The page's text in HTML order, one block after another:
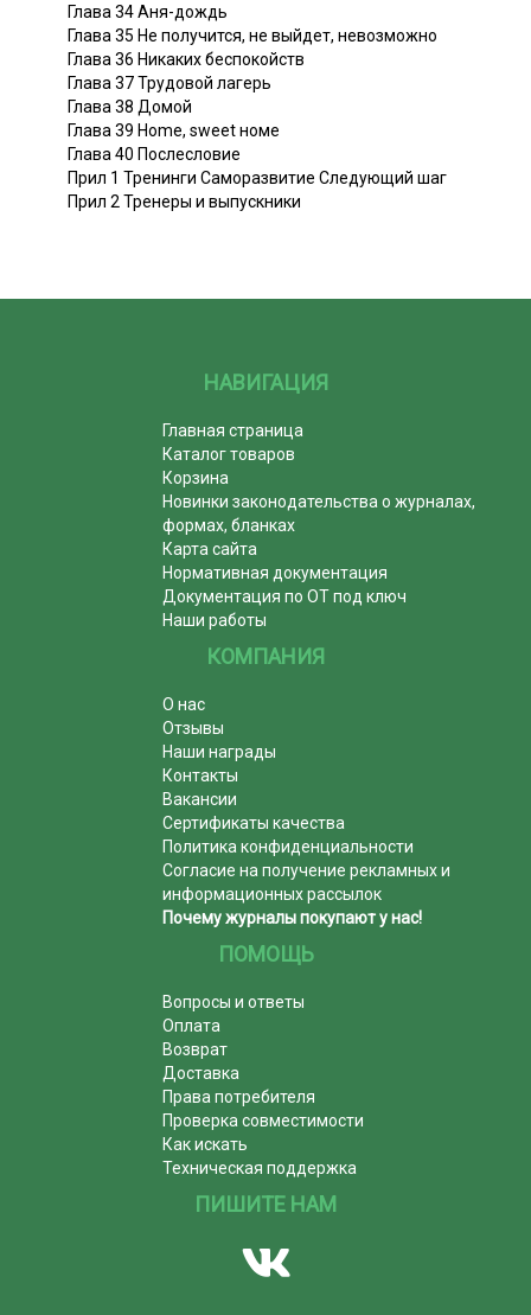
Глава 34 Аня-дождь
Глава 35 Не получится, не выйдет, невозможно
Глава 36 Никаких беспокойств
Глава 37 Трудовой лагерь
Глава 38 Домой
Глава 39 Home, sweet номе
Глава 40 Послесловие
Прил 1 Тренинги Саморазвитие Следующий шаг
Прил 2 Тренеры и выпускники
НАВИГАЦИЯ
Главная страница
Каталог товаров
Корзина
Новинки законодательства о журналах,
формах, бланках
Карта сайта
Нормативная документация
Документация по ОТ под ключ
Наши работы
КОМПАНИЯ
О нас
Отзывы
Наши награды
Контакты
Вакансии
Сертификаты качества
Политика конфиденциальности
Согласие на получение рекламных и
информационных рассылок
Почему журналы покупают у нас!
ПОМОЩЬ
Вопросы и ответы
Оплата
Возврат
Доставка
Права потребителя
Проверка совместимости
Как искать
Техническая поддержка
ПИШИТЕ НАМ